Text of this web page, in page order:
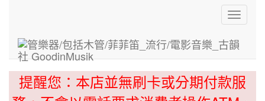
Toggle
提醒您：本店並無刷卡或分期付款服